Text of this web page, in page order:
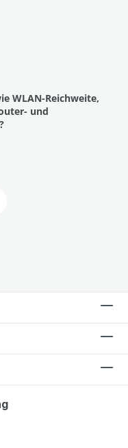
WLAN-Reichweite,
und